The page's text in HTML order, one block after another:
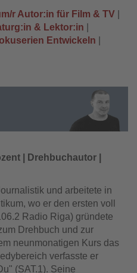
r Autor:in für Film & TV
& Lektor:in
Entwickeln
| Drehbuchautor |
und arbeitete in
wo er den ersten voll
Radio Riga) gründete
Drehbuch und zur
neunmonatigen Kurs das
verfasste er
(SAT.1). Seine